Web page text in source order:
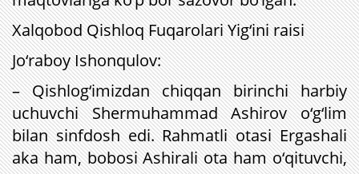
Xalqobod Qishloq Fuqarolari Yig‘ini raisi
Jo‘raboy Ishonqulov:
– Qishlog‘imizdan chiqqan birinchi harbiy
uchuvchi Shermuhammad Ashirov o‘g‘lim
bilan sinfdosh edi. Rahmatli otasi Ergashali
aka ham, bobosi Ashirali ota ham o‘qituvchi,